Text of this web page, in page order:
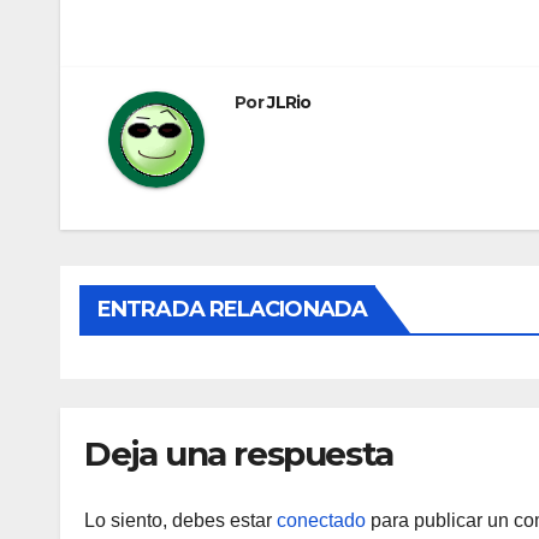
entradas
PorJLRio
ENTRADA RELACIONADA
Deja una respuesta
Lo siento, debes estar conectado para publicar un